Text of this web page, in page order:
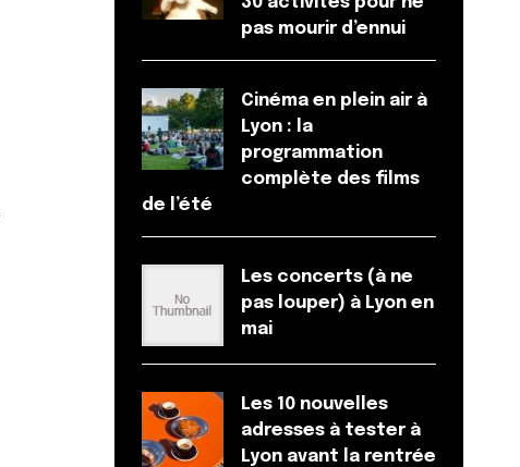
pas mourir d’ennui
Cinéma en plein air à
Lyon : la
programmation
complète des films
de l’été
Les concerts (à ne
pas louper) à Lyon en
mai
Les 10 nouvelles
adresses à tester à
Lyon avant la rentrée